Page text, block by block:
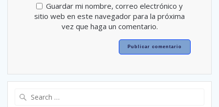
Guardar mi nombre, correo electrónico y
sitio web en este navegador para la próxima
vez que haga un comentario.